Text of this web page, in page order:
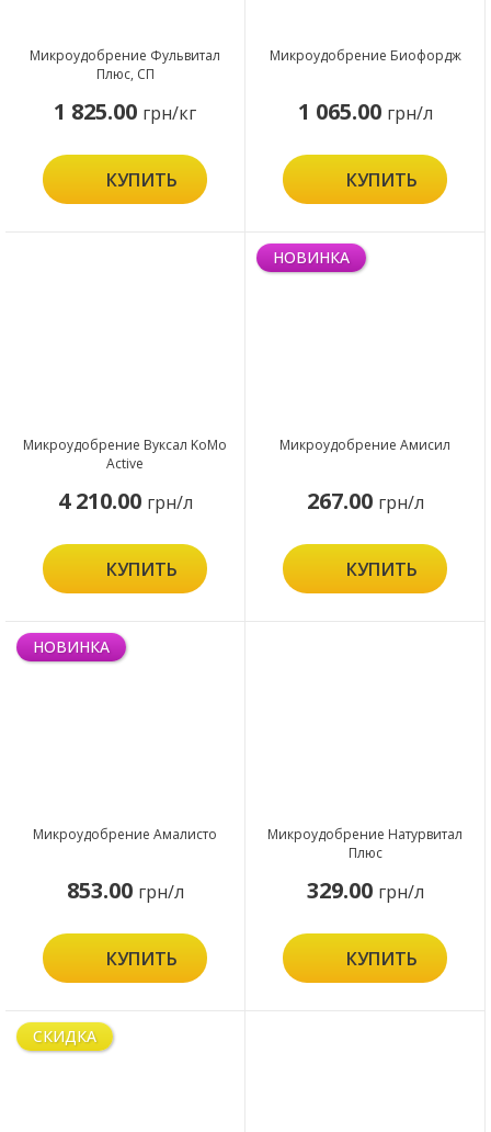
Микроудобрение Фульвитал
Плюс, СП
1 825.00 грн/кг
КУПИТЬ
Микроудобрение Биофордж
1 065.00 грн/л
КУПИТЬ
Микроудобрение Вуксал KoMo
Active
4 210.00 грн/л
КУПИТЬ
НОВИНКА
Микроудобрение Амисил
267.00 грн/л
КУПИТЬ
НОВИНКА
Микроудобрение Амалисто
853.00 грн/л
КУПИТЬ
Микроудобрение Натурвитал
Плюс
329.00 грн/л
КУПИТЬ
СКИДКА